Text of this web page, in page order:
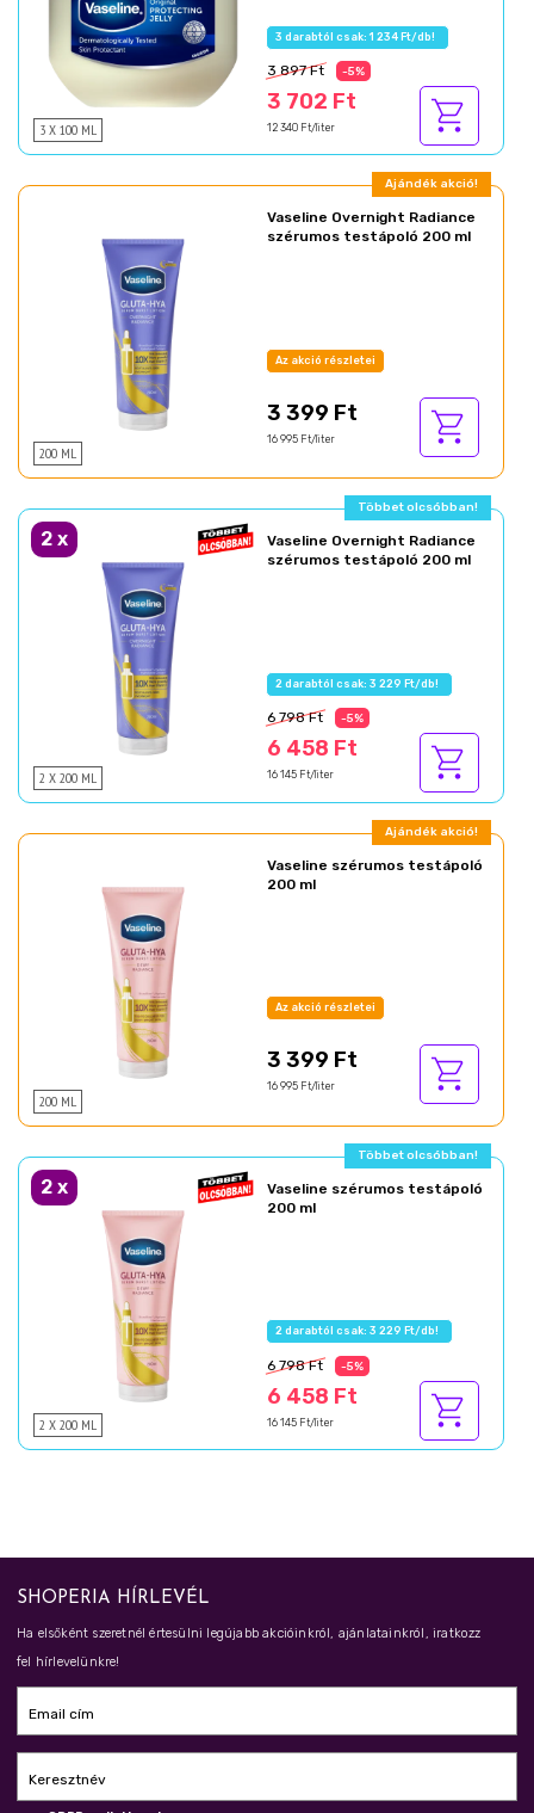
3 X 100 ML
3 darabtól csak: 1 234 Ft/db!
3 897 Ft -5%
3 702 Ft
12 340 Ft/liter
Ajándék akció!
200 ML
Vaseline Overnight Radiance
szérumos testápoló 200 ml
Az akció részletei
3 399 Ft
16 995 Ft/liter
Többet olcsóbban!
2 x
2 X 200 ML
Vaseline Overnight Radiance
szérumos testápoló 200 ml
2 darabtól csak: 3 229 Ft/db!
6 798 Ft -5%
6 458 Ft
16 145 Ft/liter
Ajándék akció!
200 ML
Vaseline szérumos testápoló
200 ml
Az akció részletei
3 399 Ft
16 995 Ft/liter
Többet olcsóbban!
2 x
2 X 200 ML
Vaseline szérumos testápoló
200 ml
2 darabtól csak: 3 229 Ft/db!
6 798 Ft -5%
6 458 Ft
16 145 Ft/liter
SHOPERIA HÍRLEVÉL
Ha elsőként szeretnél értesülni legújabb akcióinkról, ajánlatainkról, iratkozz
fel hírlevelünkre!
Email cím
Keresztnév